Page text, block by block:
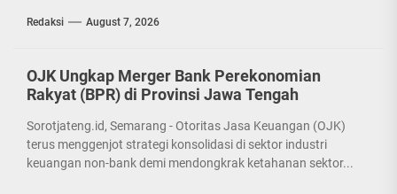
Redaksi August 7, 2026
OJK Ungkap Merger Bank Perekonomian
Rakyat (BPR) di Provinsi Jawa Tengah
Sorotjateng.id, Semarang - Otoritas Jasa Keuangan (OJK)
terus menggenjot strategi konsolidasi di sektor industri
keuangan non-bank demi mendongkrak ketahanan sektor...